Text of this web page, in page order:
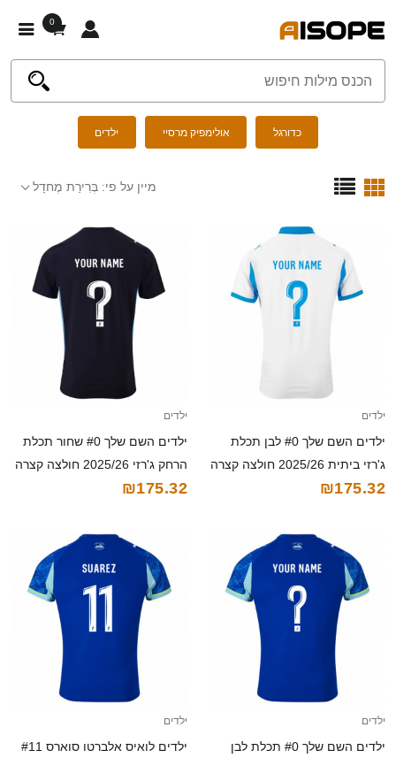
0
כדורגל אולימפיק מרסיי ילדים
מיין על פי: בְּרִירַת מֶחדָל
ילדים
ילדים השם שלך #0 לבן תכלת
ג'רזי ביתית 2025/26 חולצה קצרה
₪175.32
ילדים
ילדים השם שלך #0 שחור תכלת
הרחק ג'רזי 2025/26 חולצה קצרה
₪175.32
ילדים
ילדים השם שלך #0 תכלת לבן
ילדים
ילדים לואיס אלברטו סוארס #11